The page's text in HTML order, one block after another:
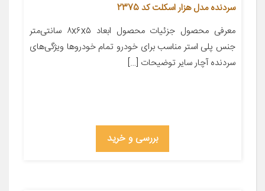
سردنده مدل هزار اسکلت کد 2375
معرفی محصول جزئیات محصول ابعاد ۸x۶x۵ سانتی‌متر
جنس پلی استر مناسب برای خودرو تمام خودروها ویژگی‌های
سردنده آچار سایر توضیحات […]
بررسی و خرید